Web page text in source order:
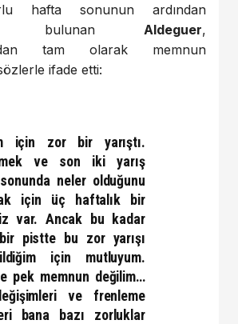
hafta sonunun ardından
bulunan Aldeguer,
tam olarak memnun
ifade etti:
için zor bir yarıştı.
ve son iki yarış
neler olduğunu
için üç haftalık bir
var. Ancak bu kadar
pistte bu zor yarışı
için mutluyum.
pek memnun değilim…
ve frenleme
bana bazı zorluklar